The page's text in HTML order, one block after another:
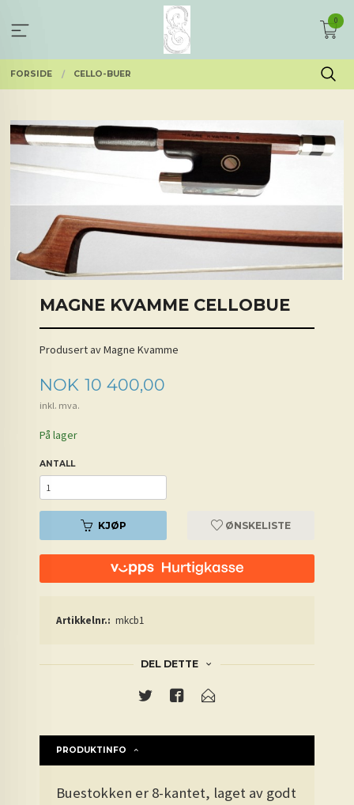
innholdet
0
FORSIDE CELLO-BUER
MAGNE KVAMME CELLOBUE
Produsert av Magne Kvamme
Pris
NOK 10 400,00
inkl. mva.
På lager
ANTALL
KJØP ØNSKELISTE
Artikkelnr.: mkcb1
DEL DETTE
PRODUKTINFO
Buestokken er 8-kantet, laget av godt